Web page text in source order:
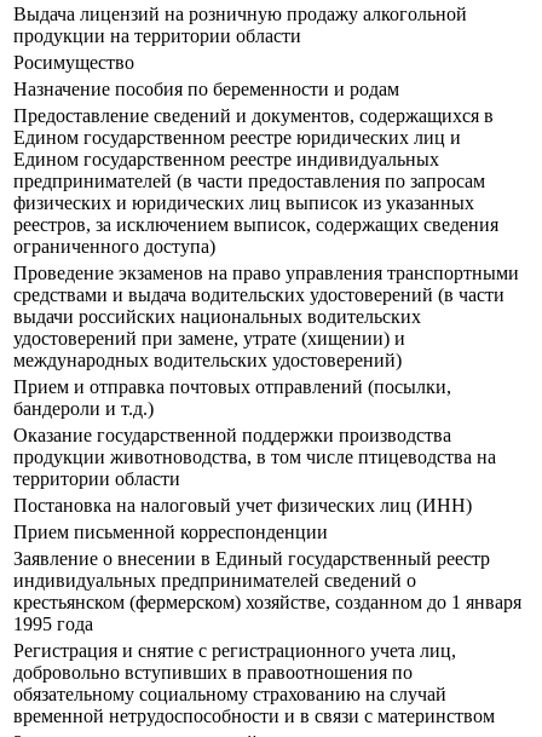
Выдача лицензий на розничную продажу алкогольной
продукции на территории области
Росимущество
Назначение пособия по беременности и родам
Предоставление сведений и документов, содержащихся в
Едином государственном реестре юридических лиц и
Едином государственном реестре индивидуальных
предпринимателей (в части предоставления по запросам
физических и юридических лиц выписок из указанных
реестров, за исключением выписок, содержащих сведения
ограниченного доступа)
Проведение экзаменов на право управления транспортными
средствами и выдача водительских удостоверений (в части
выдачи российских национальных водительских
удостоверений при замене, утрате (хищении) и
международных водительских удостоверений)
Прием и отправка почтовых отправлений (посылки,
бандероли и т.д.)
Оказание государственной поддержки производства
продукции животноводства, в том числе птицеводства на
территории области
Постановка на налоговый учет физических лиц (ИНН)
Прием письменной корреспонденции
Заявление о внесении в Единый государственный реестр
индивидуальных предпринимателей сведений о
крестьянском (фермерском) хозяйстве, созданном до 1 января
1995 года
Регистрация и снятие с регистрационного учета лиц,
добровольно вступивших в правоотношения по
обязательному социальному страхованию на случай
временной нетрудоспособности и в связи с материнством